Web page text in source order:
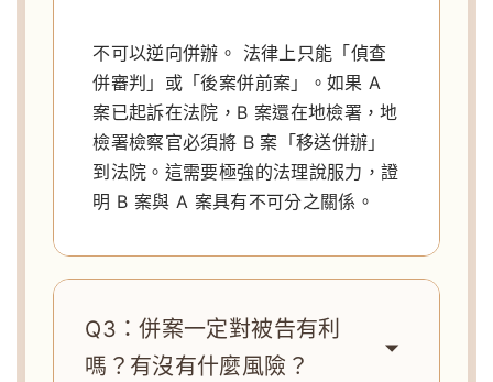
不可以逆向併辦。 法律上只能「偵查
併審判」或「後案併前案」。如果 A
案已起訴在法院，B 案還在地檢署，地
檢署檢察官必須將 B 案「移送併辦」
到法院。這需要極強的法理說服力，證
明 B 案與 A 案具有不可分之關係。
Q3：併案一定對被告有利
嗎？有沒有什麼風險？